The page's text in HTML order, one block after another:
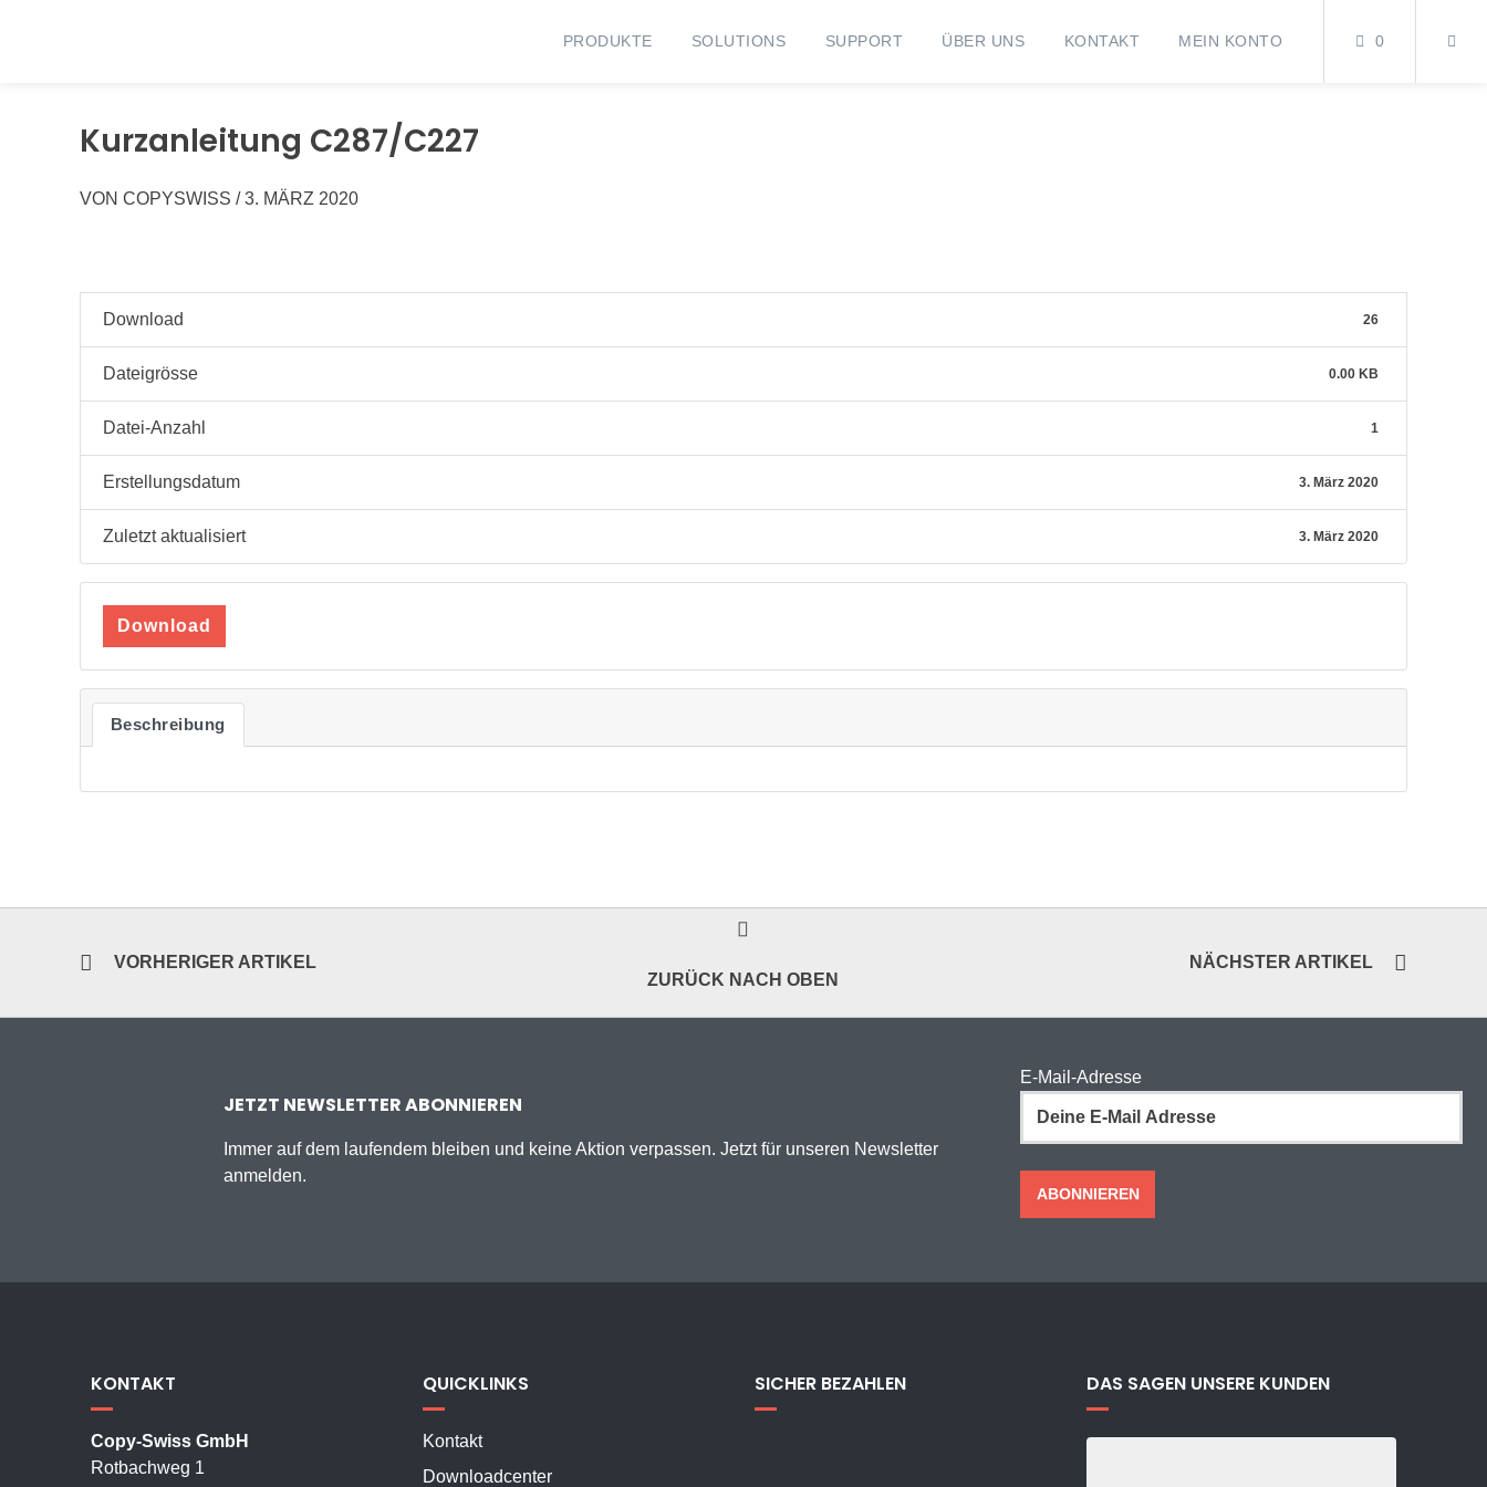
PRODUKTE SOLUTIONS SUPPORT ÜBER UNS KONTAKT MEIN KONTO 0
Kurzanleitung C287/C227
VON COPYSWISS / 3. MÄRZ 2020
Download 26
Dateigrösse 0.00 KB
Datei-Anzahl 1
Erstellungsdatum 3. März 2020
Zuletzt aktualisiert 3. März 2020
Download
Beschreibung
VORHERIGER ARTIKEL
NÄCHSTER ARTIKEL
ZURÜCK NACH OBEN
JETZT NEWSLETTER ABONNIEREN
Immer auf dem laufendem bleiben und keine Aktion verpassen. Jetzt für unseren Newsletter
anmelden.
E-Mail-Adresse
KONTAKT
Copy-Swiss GmbH
Rotbachweg 1
QUICKLINKS
Kontakt
Downloadcenter
SICHER BEZAHLEN DAS SAGEN UNSERE KUNDEN